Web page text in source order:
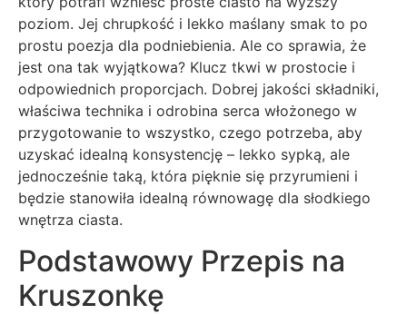
poziom. Jej chrupkość i lekko maślany smak to po
prostu poezja dla podniebienia. Ale co sprawia, że
jest ona tak wyjątkowa? Klucz tkwi w prostocie i
odpowiednich proporcjach. Dobrej jakości składniki,
właściwa technika i odrobina serca włożonego w
przygotowanie to wszystko, czego potrzeba, aby
uzyskać idealną konsystencję – lekko sypką, ale
jednocześnie taką, która pięknie się przyrumieni i
będzie stanowiła idealną równowagę dla słodkiego
wnętrza ciasta.
Podstawowy Przepis na
Kruszonkę